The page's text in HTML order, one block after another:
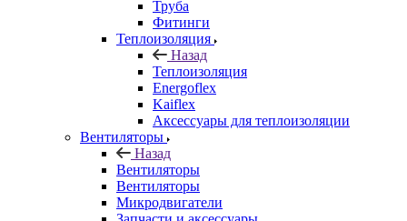
Труба
Фитинги
Теплоизоляция
Назад
Теплоизоляция
Energoflex
Kaiflex
Аксессуары для теплоизоляции
Вентиляторы
Назад
Вентиляторы
Вентиляторы
Микродвигатели